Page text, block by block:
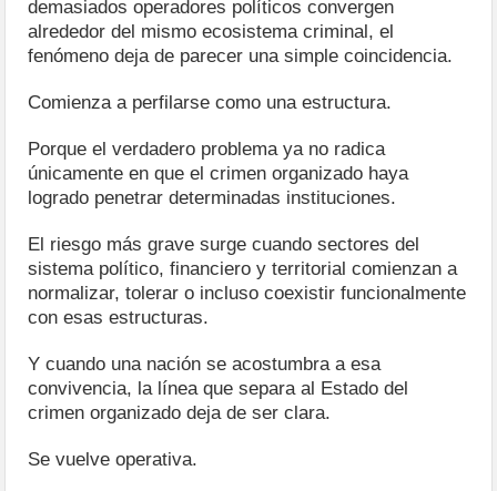
demasiados operadores políticos convergen
alrededor del mismo ecosistema criminal, el
fenómeno deja de parecer una simple coincidencia.
Comienza a perfilarse como una estructura.
Porque el verdadero problema ya no radica
únicamente en que el crimen organizado haya
logrado penetrar determinadas instituciones.
El riesgo más grave surge cuando sectores del
sistema político, financiero y territorial comienzan a
normalizar, tolerar o incluso coexistir funcionalmente
con esas estructuras.
Y cuando una nación se acostumbra a esa
convivencia, la línea que separa al Estado del
crimen organizado deja de ser clara.
Se vuelve operativa.